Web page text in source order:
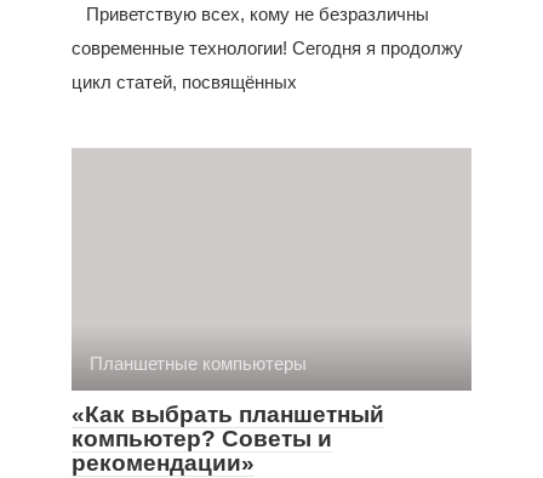
Приветствую всех, кому не безразличны
современные технологии! Сегодня я продолжу
цикл статей, посвящённых
Планшетные компьютеры
«Как выбрать планшетный
компьютер? Советы и
рекомендации»